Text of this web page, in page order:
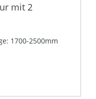
mit 2
1700-2500mm